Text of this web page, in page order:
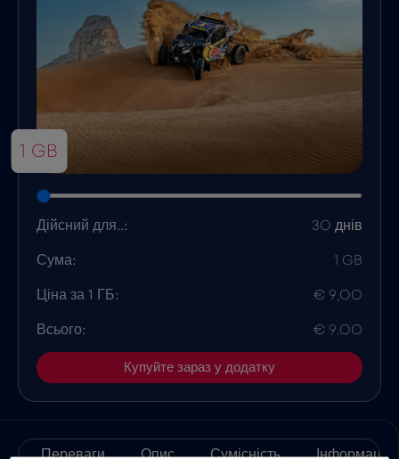
1 GB
Дійсний для..: 30 днів
Сума: 1 GB
Ціна за 1 ГБ: € 9,00
Всього: € 9.00
Купуйте зараз у додатку
Переваги Опис Сумісність Інформація